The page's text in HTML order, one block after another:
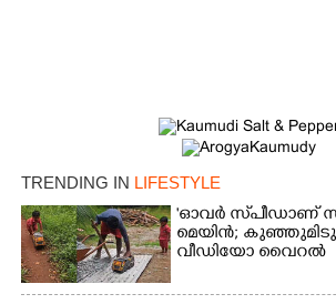
TRENDING IN LIFESTYLE
'ഓവർ സ്‌പീഡാണ്
മെയിൻ;
വീഡിയോ വൈറൽ